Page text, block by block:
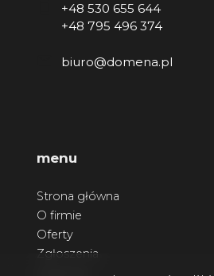
+48 530 655 644
+48 795 496 374
biuro@domena.pl
menu
Strona główna
O firmie
Oferty
Zgłoszenia